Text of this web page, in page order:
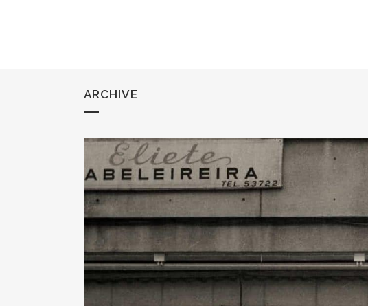
ARCHIVE